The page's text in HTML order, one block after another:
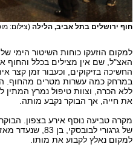
חוף ירושלים בתל אביב, הלילה (צילום:
למקום הוזעקו כוחות השיטור הימי
האצ"ל, שם אין מצילים בכלל והחוף
החשיכה בזיקוקים, וכעבור זמן קצר
במרחק כמה עשרות מטרים מהחוף.
ללא הכרה, וצוות טיפול נמרץ
את חייה, אך הבוקר נקבע מותה.
מקרה טביעה נוסף אירע בצפון.
של גרגורי
למקום נאלץ לקבוע את מותו.